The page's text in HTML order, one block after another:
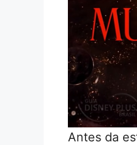
Antes da